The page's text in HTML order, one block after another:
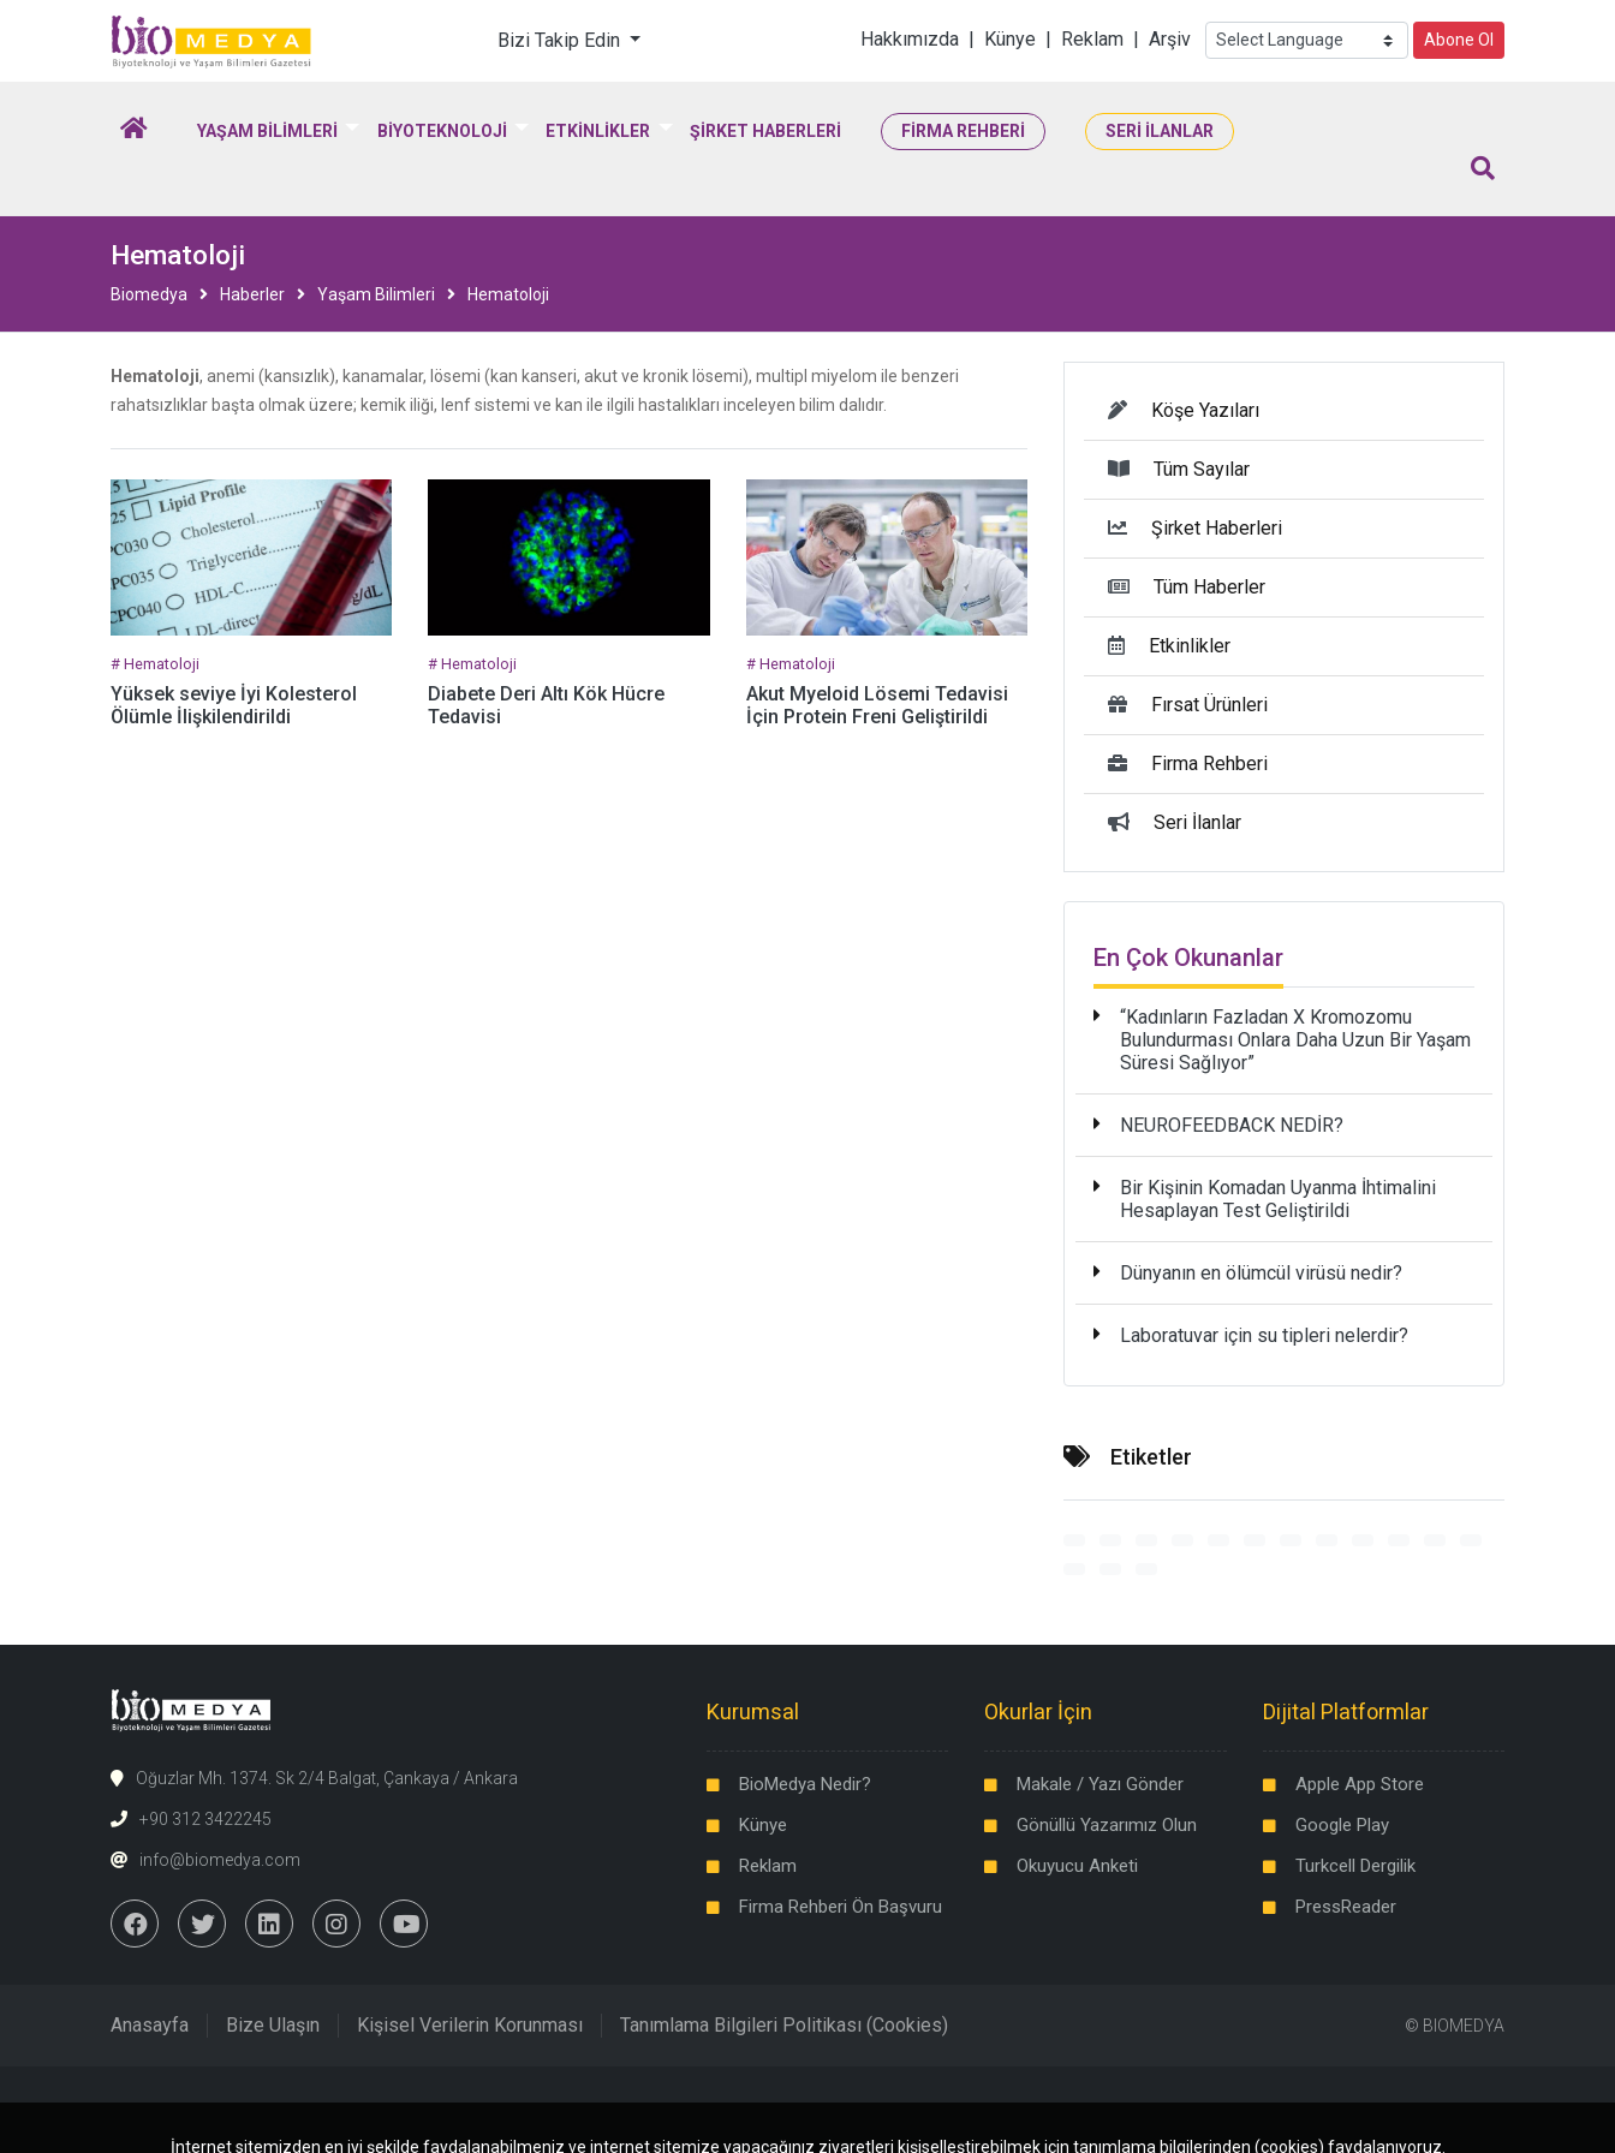
Biomedya - Biyoteknoloji & Yaşam Bilimleri
Bizi Takip Edin Hakkımızda | Künye | Reklam | Arşiv Abone Ol
YAŞAM BİLİMLERİ BİYOTEKNOLOJİ ETKİNLİKLER ŞİRKET HABERLERİ FİRMA REHBERİ SERİ İLANLAR
Hematoloji
Biomedya Haberler Yaşam Bilimleri Hematoloji
Hematoloji, anemi (kansızlık), kanamalar, lösemi (kan kanseri, akut ve kronik lösemi), multipl miyelom ile benzeri
rahatsızlıklar başta olmak üzere; kemik iliği, lenf sistemi ve kan ile ilgili hastalıkları inceleyen bilim dalıdır.
# Hematoloji
Yüksek seviye İyi Kolesterol
Ölümle İlişkilendirildi
# Hematoloji
Diabete Deri Altı Kök Hücre
Tedavisi
# Hematoloji
Akut Myeloid Lösemi Tedavisi
İçin Protein Freni Geliştirildi
Köşe Yazıları
Tüm Sayılar
Şirket Haberleri
Tüm Haberler
Etkinlikler
Fırsat Ürünleri
Firma Rehberi
Seri İlanlar
En Çok Okunanlar
“Kadınların Fazladan X Kromozomu
Bulundurması Onlara Daha Uzun Bir Yaşam
Süresi Sağlıyor”
NEUROFEEDBACK NEDİR?
Bir Kişinin Komadan Uyanma İhtimalini
Hesaplayan Test Geliştirildi
Dünyanın en ölümcül virüsü nedir?
Laboratuvar için su tipleri nelerdir?
Etiketler
İnternet sitemizden en iyi şekilde faydalanabilmeniz ve internet sitemize yapacağınız ziyaretleri kişiselleştirebilmek için tanımlama bilgilerinden (cookies) faydalanıyoruz.
Oğuzlar Mh. 1374. Sk 2/4 Balgat, Çankaya / Ankara
+90 312 3422245
info@biomedya.com
Kurumsal
BioMedya Nedir?
Künye
Reklam
Firma Rehberi Ön Başvuru
Okurlar İçin
Makale / Yazı Gönder
Gönüllü Yazarımız Olun
Okuyucu Anketi
Dijital Platformlar
Apple App Store
Google Play
Turkcell Dergilik
PressReader
Anasayfa Bize Ulaşın Kişisel Verilerin Korunması Tanımlama Bilgileri Politikası (Cookies) © BIOMEDYA